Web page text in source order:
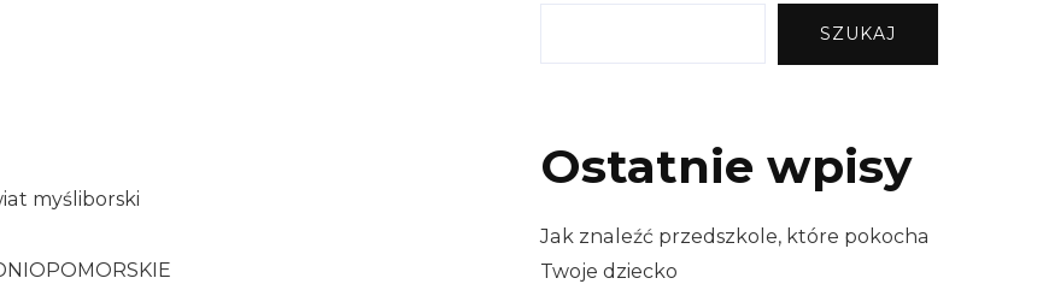
myśliborski
SZUKAJ
Ostatnie wpisy
Jak znaleźć przedszkole, które pokocha
Twoje dziecko